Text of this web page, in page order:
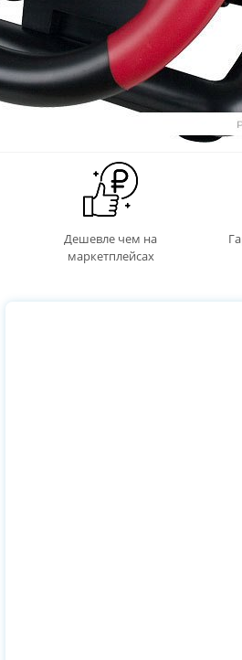
Дешевле чем на
маркетплейсах